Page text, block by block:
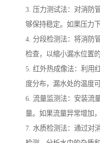
3. 压力测试法：对消防
够保持稳定。如果压力
4. 分段检测法：将消防
检查，以缩小漏水位置的
5. 红外热成像法：利用
度分布，漏水处的温度
6. 流量监测法：安装流
量。如果流量异常增加
7. 水质检测法：通过对